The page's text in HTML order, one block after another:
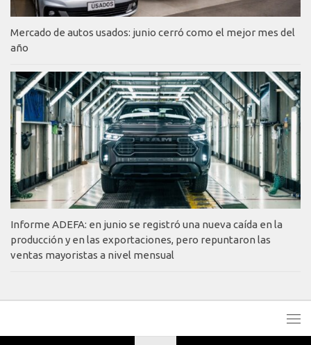
Mercado de autos usados: junio cerró como el mejor mes del
año
Informe ADEFA: en junio se registró una nueva caída en la
producción y en las exportaciones, pero repuntaron las
ventas mayoristas a nivel mensual